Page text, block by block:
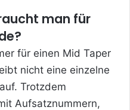
man für
für einen Mid Taper
nicht eine einzelne
Trotzdem
Aufsatznummern,